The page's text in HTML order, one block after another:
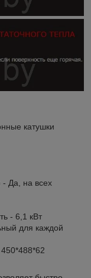
катушки
Да, на всех
- 6,1 кВт
для каждой